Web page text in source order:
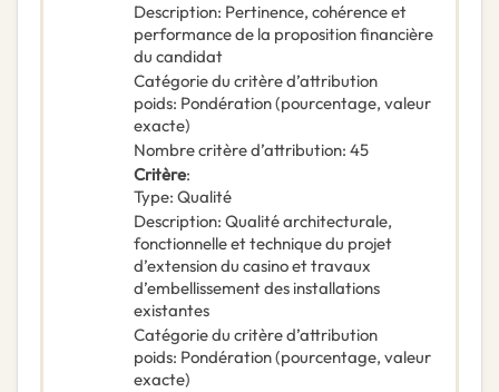
Description: Pertinence, cohérence et
performance de la proposition financière
du candidat
Catégorie du critère d’attribution
poids: Pondération (pourcentage, valeur
exacte)
Nombre critère d’attribution: 45
Critère:
Type: Qualité
Description: Qualité architecturale,
fonctionnelle et technique du projet
d’extension du casino et travaux
d’embellissement des installations
existantes
Catégorie du critère d’attribution
poids: Pondération (pourcentage, valeur
exacte)